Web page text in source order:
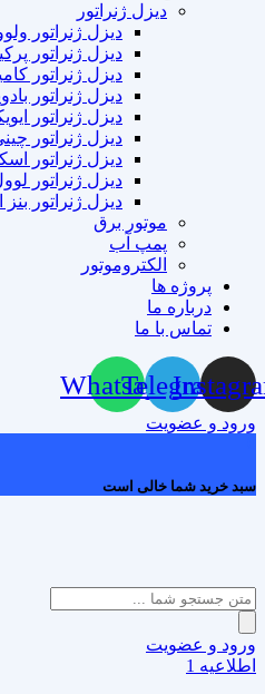
دیزل ژنراتور
دیزل ژنراتور ولوو
دیزل ژنراتور
دیزل ژنراتور
دیزل ژنراتور
دیزل ژنراتور
دیزل ژنراتور
دیزل ژنراتور
دیزل ژنراتور
دیزل ژنراتور بنز
موتور برق
پمپ آب
الکتروموتور
پروژه ها
درباره ما
تماس با ما
Telegram
Whatsapp
ورود و عضویت
سبد خرید شما خالی است
Products
search
ورود و عضویت
اطلاعیه 1